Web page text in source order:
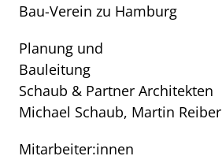
Bau-Verein zu Hamburg
Planung und
Bauleitung
Schaub & Partner Architekten
Michael Schaub, Martin Reiber
Mitarbeiter:innen